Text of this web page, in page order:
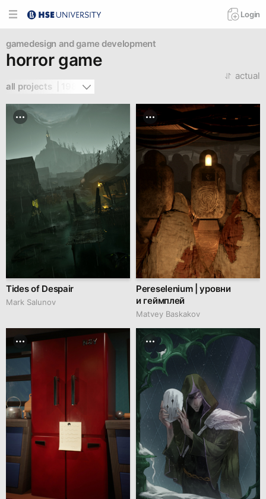
Login
gamedesign and game development
horror game
all projects  | 198
actual
Tides of Despair
Mark Salunov
Pereselenium | уровни
и геймплей
Matvey Baskakov